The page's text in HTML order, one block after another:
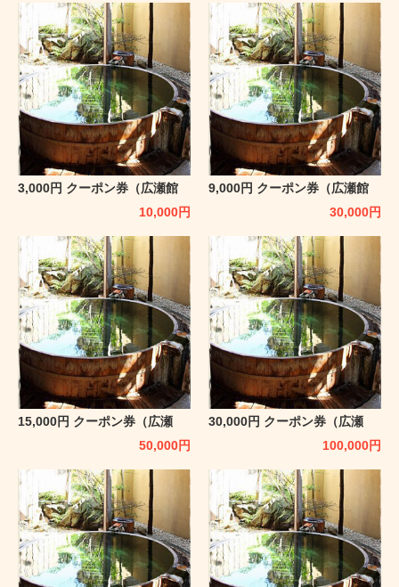
3,000円 クーポン券（広瀬館
10,000円
9,000円 クーポン券（広瀬館
30,000円
15,000円 クーポン券（広瀬
50,000円
30,000円 クーポン券（広瀬
100,000円